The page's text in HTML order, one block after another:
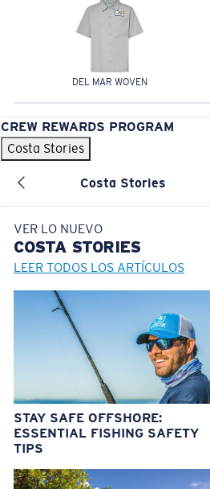
DEL MAR WOVEN
CREW REWARDS PROGRAM
Costa Stories
Costa Stories
VER LO NUEVO
COSTA STORIES
LEER TODOS LOS ARTÍCULOS
STAY SAFE OFFSHORE:
ESSENTIAL FISHING SAFETY
TIPS